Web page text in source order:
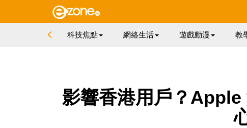
科技焦點 網絡生活 遊戲動漫 教
影響香港用戶？